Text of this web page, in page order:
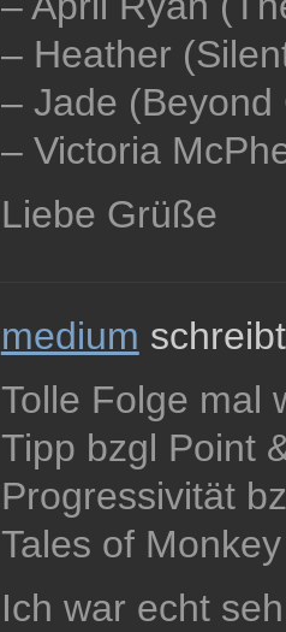
– Heather
– Jade
– Victoria
Liebe Grüße
medium
Tolle Folge mal
Tipp bzgl Point
Progressivität
Tales of
Ich war echt